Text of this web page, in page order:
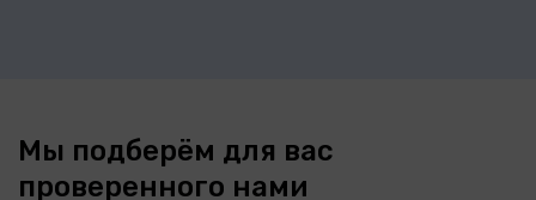
Мы подберём для вас
проверенного нами